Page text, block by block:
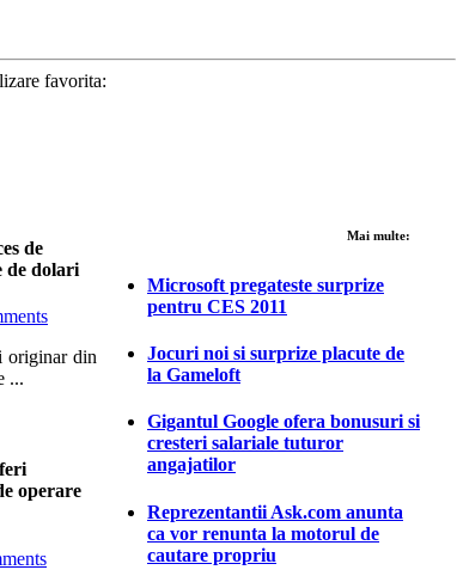
favorita:
de
de dolari
originar din
...
operare
Mai multe:
Microsoft pregateste surprize
pentru CES 2011
Jocuri noi si surprize placute de
la Gameloft
Gigantul Google ofera bonusuri si
cresteri salariale tuturor
angajatilor
Reprezentantii Ask.com anunta
ca vor renunta la motorul de
cautare propriu